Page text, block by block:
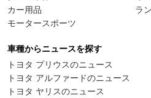
カー用品
モータースポーツ
ラ
車種からニュースを探す
トヨタ プリウスのニュース
トヨタ アルファードのニュース
トヨタ ヤリスのニュース